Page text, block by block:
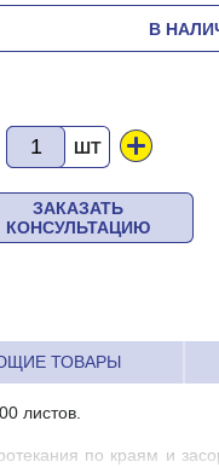
В
ШТ
ЗАКАЗАТЬ
КОНСУЛЬТАЦИЮ
ТОВАРЫ
листов.
по краям и